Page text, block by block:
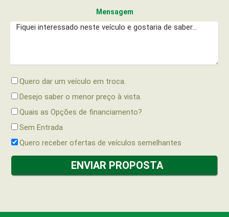
Mensagem
Quero dar um veículo em troca.
Desejo saber o menor preço à vista.
Quais as Opções de financiamento?
Sem Entrada
Quero receber ofertas de veículos semelhantes